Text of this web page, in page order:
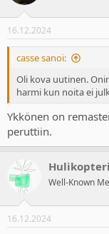
16.12.2024
casse sanoi:
Oli kova uutinen.
harmi kun noita ei
Ykkönen on
peruttiin.
Hulikopteri
Well-Known
16.12.2024